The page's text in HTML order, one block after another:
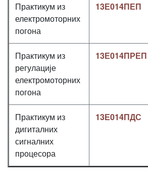
Практикум из
електромоторних
погона
13Е014ПЕП
Практикум из
регулације
електромоторних
погона
13Е014ПРЕП
Практикум из
дигиталних
сигналних
процесора
13Е014ПДС